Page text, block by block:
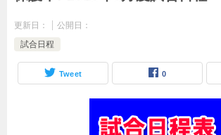
更新日：
公開日：
試合日程
Tweet 0